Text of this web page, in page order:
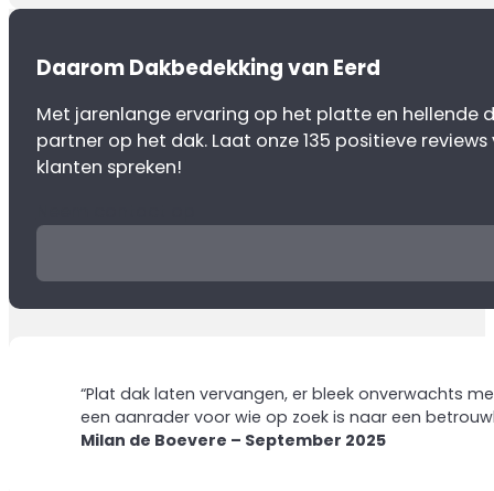
Daarom Dakbedekking van Eerd
Met jarenlange ervaring op het platte en hellende
partner op het dak. Laat onze 135 positieve
klanten spreken!
“Plat dak laten vervangen, er bleek onverwachts
een aanrader voor wie op zoek is naar een
Milan de Boevere – September 2025